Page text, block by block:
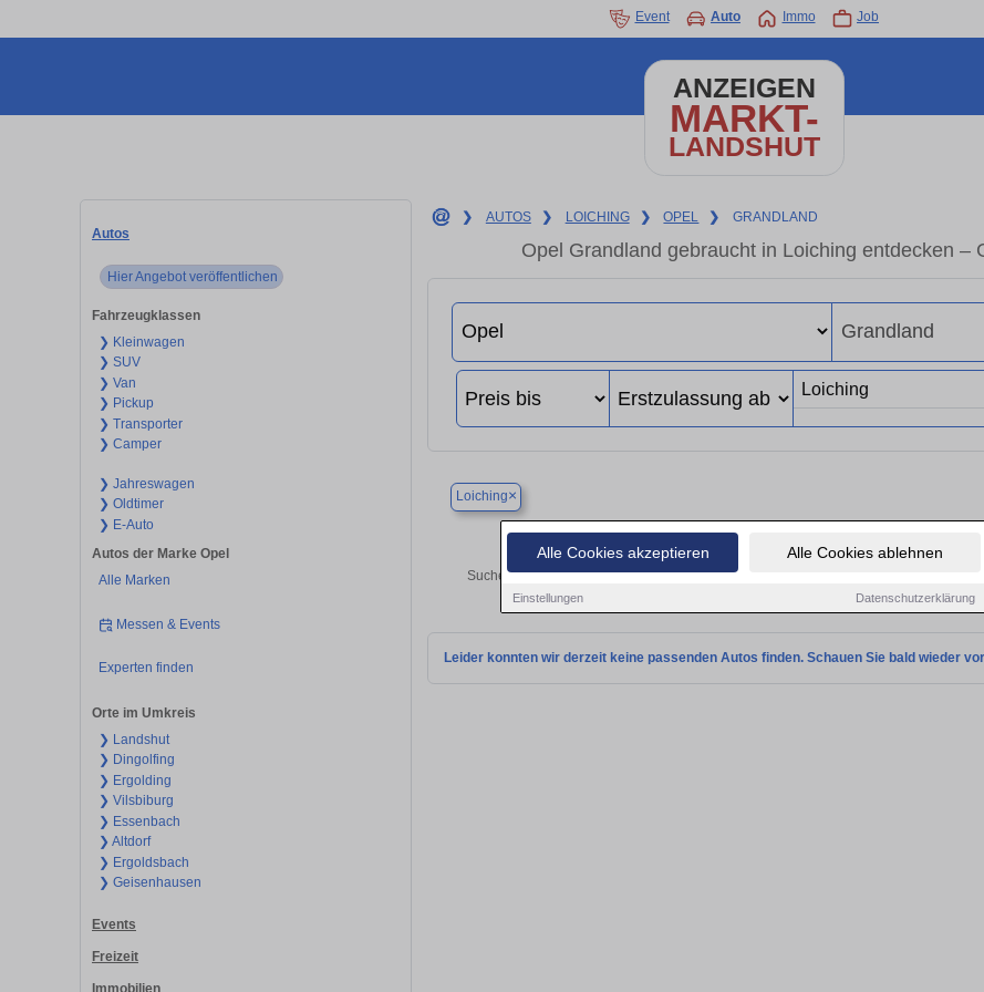
Alle Cookies akzeptieren Alle Cookies ablehnen
Einstellungen Datenschutzerklärung
Event Auto Immo Job
ANZEIGEN
MARKT-
LANDSHUT
Autos
Hier Angebot veröffentlichen
Fahrzeugklassen
❯ Kleinwagen
❯ SUV
❯ Van
❯ Pickup
❯ Transporter
❯ Camper
❯ Jahreswagen
❯ Oldtimer
❯ E-Auto
Autos der Marke Opel
Alle Marken
Messen & Events
Experten finden
Orte im Umkreis
❯ Landshut
❯ Dingolfing
❯ Ergolding
❯ Vilsbiburg
❯ Essenbach
❯ Altdorf
❯ Ergoldsbach
❯ Geisenhausen
Events
Freizeit
Immobilien
❯ AUTOS ❯ LOICHING ❯ OPEL ❯ GRANDLAND
Opel Grandland gebraucht in Loiching entdecken –
Loiching×
Finden Sie in Loiching Ihren
Suchen Sie in Loiching einen Opel Grandland Gebrauchtwagen? Entdecken Sie
Preisklassen von privat und
Leider konnten wir derzeit keine passenden Autos finden. Schauen Sie bald wieder